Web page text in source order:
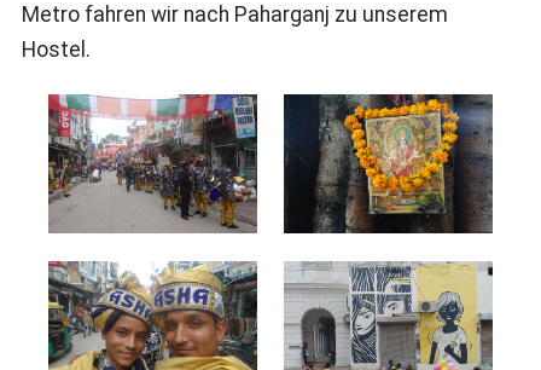
Metro fahren wir nach Paharganj zu unserem
Hostel.